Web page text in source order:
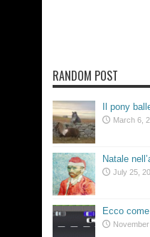
RANDOM POST
Il pony
March 6,
Natale
July 25,
Ecco